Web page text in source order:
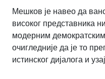
Мешков је навео да
високог представника
модерним
очигледније да је то
истинског дијалога и